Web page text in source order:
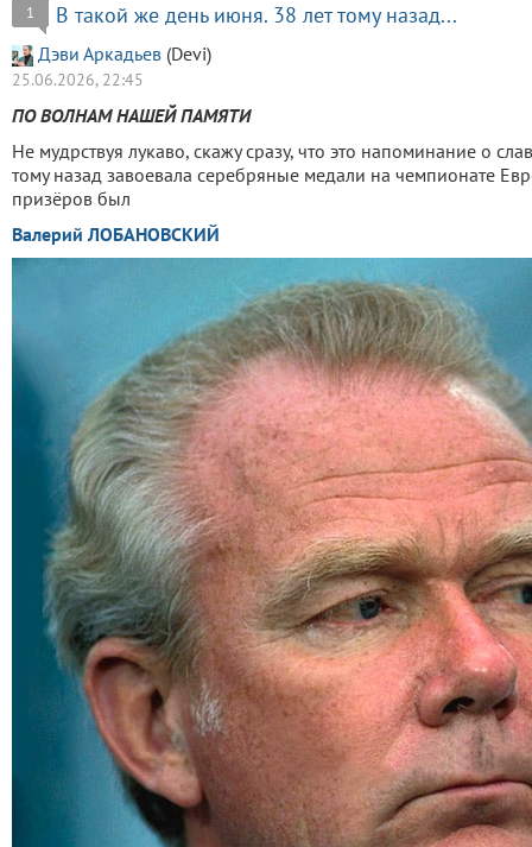
1 В такой же день июня. 38 лет тому назад...
Дэви Аркадьев (Devi)
25.06.2026, 22:45
ПО ВОЛНАМ НАШЕЙ ПАМЯТИ
Не мудрствуя лукаво, скажу сразу, что это напоминание о
тому назад завоевала серебряные медали на чемпионате
призёров был
Валерий ЛОБАНОВСКИЙ